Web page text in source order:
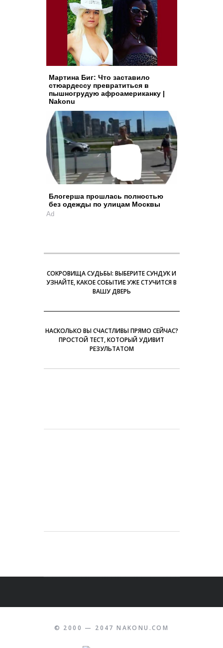
Мартина Биг: Что заставило
стюардессу превратиться в
пышногрудую афроамериканку |
Nakonu
Блогерша прошлась полностью
без одежды по улицам Москвы
Ad
СОКРОВИЩА СУДЬБЫ: ВЫБЕРИТЕ СУНДУК И
УЗНАЙТЕ, КАКОЕ СОБЫТИЕ УЖЕ СТУЧИТСЯ В
ВАШУ ДВЕРЬ
НАСКОЛЬКО ВЫ СЧАСТЛИВЫ ПРЯМО СЕЙЧАС?
ПРОСТОЙ ТЕСТ, КОТОРЫЙ УДИВИТ
РЕЗУЛЬТАТОМ
© 2000 — 2047 NAKONU.COM